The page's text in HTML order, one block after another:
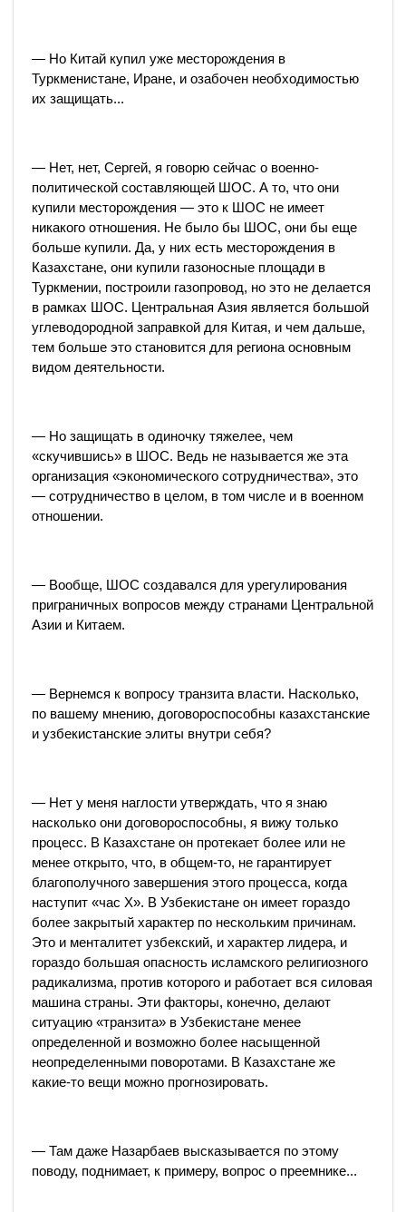
— Но Китай купил уже месторождения в
Туркменистане, Иране, и озабочен необходимостью
их защищать...
— Нет, нет, Сергей, я говорю сейчас о военно-
политической составляющей ШОС. А то, что они
купили месторождения — это к ШОС не имеет
никакого отношения. Не было бы ШОС, они бы еще
больше купили. Да, у них есть месторождения в
Казахстане, они купили газоносные площади в
Туркмении, построили газопровод, но это не делается
в рамках ШОС. Центральная Азия является большой
углеводородной заправкой для Китая, и чем дальше,
тем больше это становится для региона основным
видом деятельности.
— Но защищать в одиночку тяжелее, чем
«скучившись» в ШОС. Ведь не называется же эта
организация «экономического сотрудничества», это
— сотрудничество в целом, в том числе и в военном
отношении.
— Вообще, ШОС создавался для урегулирования
приграничных вопросов между странами Центральной
Азии и Китаем.
— Вернемся к вопросу транзита власти. Насколько,
по вашему мнению, договороспособны казахстанские
и узбекистанские элиты внутри себя?
— Нет у меня наглости утверждать, что я знаю
насколько они договороспособны, я вижу только
процесс. В Казахстане он протекает более или не
менее открыто, что, в общем-то, не гарантирует
благополучного завершения этого процесса, когда
наступит «час X». В Узбекистане он имеет гораздо
более закрытый характер по нескольким причинам.
Это и менталитет узбекский, и характер лидера, и
гораздо большая опасность исламского религиозного
радикализма, против которого и работает вся силовая
машина страны. Эти факторы, конечно, делают
ситуацию «транзита» в Узбекистане менее
определенной и возможно более насыщенной
неопределенными поворотами. В Казахстане же
какие-то вещи можно прогнозировать.
— Там даже Назарбаев высказывается по этому
поводу, поднимает, к примеру, вопрос о преемнике...